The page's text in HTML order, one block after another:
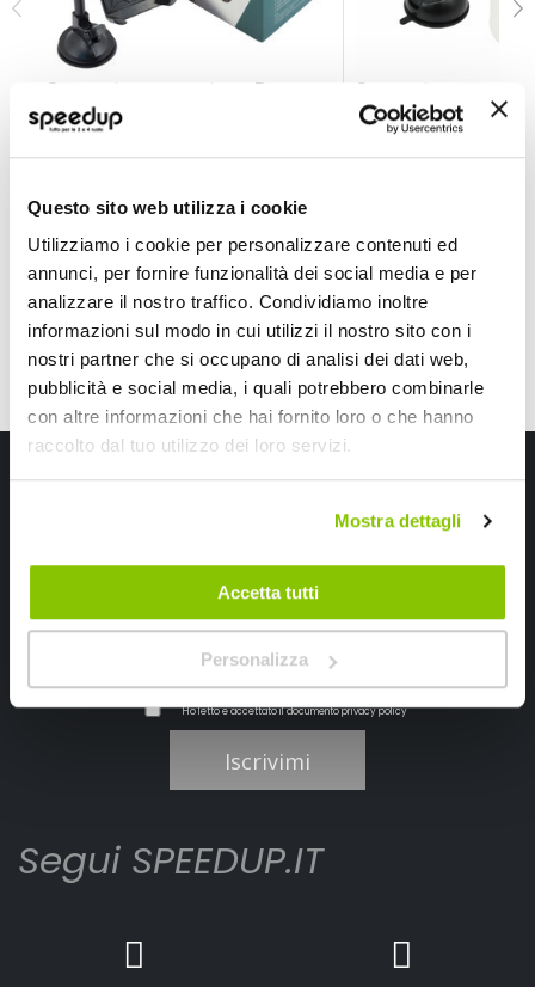
Questo sito web utilizza i cookie
Utilizziamo i cookie per personalizzare contenuti ed
annunci, per fornire funzionalità dei social media e per
analizzare il nostro traffico. Condividiamo inoltre
informazioni sul modo in cui utilizzi il nostro sito con i
nostri partner che si occupano di analisi dei dati web,
pubblicità e social media, i quali potrebbero combinarle
con altre informazioni che hai fornito loro o che hanno
raccolto dal tuo utilizzo dei loro servizi.
Mostra dettagli
Accetta tutti
Personalizza
Supporto con ventosa Bse antiscivolo - NOVAK
NOVAK
Supporto con
NOVAK
Iscriviti alla newsletter Speedup
Ricevi subito uno sconto del 10% per il tuo primo acquisto online!
Ho letto e accettato il documentoprivacy policy
Iscrivimi
Segui SPEEDUP.IT